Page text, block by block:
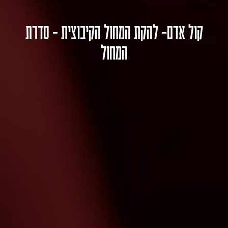
קול אדם- להקת המחול הקיבוצית – סדרת
המחול